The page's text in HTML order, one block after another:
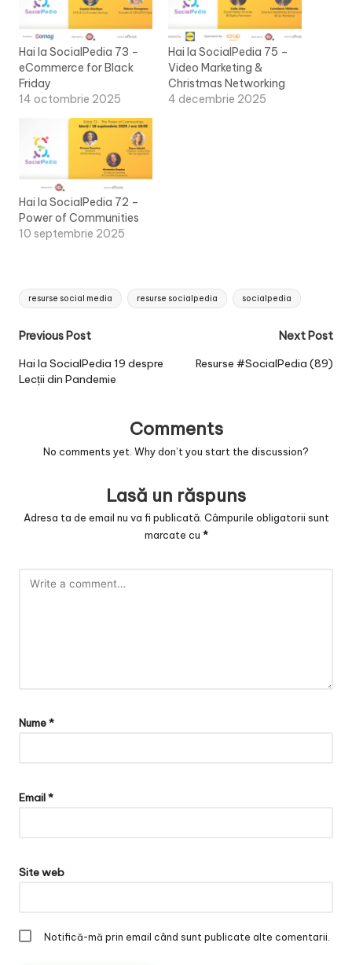
Hai la SocialPedia 73 –
eCommerce for Black
Friday
14 octombrie 2025
Hai la SocialPedia 75 –
Video Marketing &
Christmas Networking
4 decembrie 2025
Hai la SocialPedia 72 –
Power of Communities
10 septembrie 2025
Tags:
resurse social media resurse socialpedia socialpedia
Post
navigation
Previous Post
Hai la SocialPedia 19 despre
Lecții din Pandemie
Next Post
Resurse #SocialPedia (89)
Comments
No comments yet. Why don’t you start the discussion?
Lasă un răspuns
Adresa ta de email nu va fi publicată. Câmpurile obligatorii sunt
marcate cu *
Nume*
Email*
Site web
Notifică-mă prin email când sunt publicate alte comentarii.